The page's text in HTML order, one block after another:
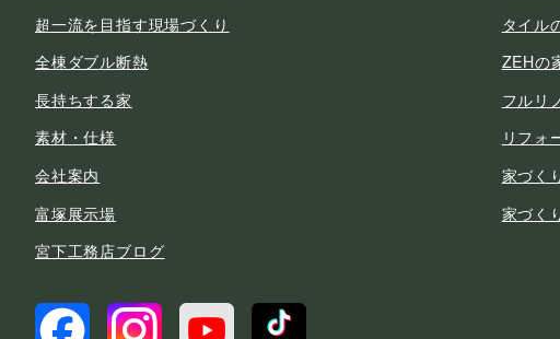
超一流を目指す現場づくり
全棟ダブル断熱
長持ちする家
素材・仕様
会社案内
富塚展示場
宮下工務店ブログ
タイル
ZEHの
フルリ
リフォ
家づく
家づく